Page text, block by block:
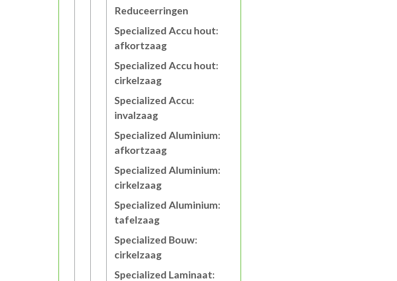
Reduceerringen
Specialized Accu hout:
afkortzaag
Specialized Accu hout:
cirkelzaag
Specialized Accu:
invalzaag
Specialized Aluminium:
afkortzaag
Specialized Aluminium:
cirkelzaag
Specialized Aluminium:
tafelzaag
Specialized Bouw:
cirkelzaag
Specialized Laminaat: